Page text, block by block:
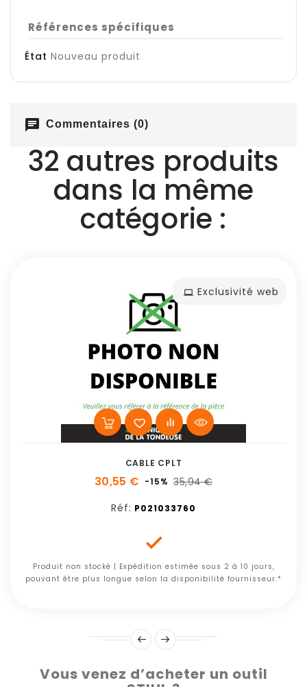
Références spécifiques
État Nouveau produit
chat Commentaires (0)
32 autres produits
dans la même
catégorie :
Exclusivité web
CABLE CPLT
30,55 € -15% 35,94 €
Réf: P021033760

Produit non stocké | Expédition estimée sous 2 à 10 jours,
pouvant être plus longue selon la disponibilité fournisseur.*
Vous venez d’acheter un outil